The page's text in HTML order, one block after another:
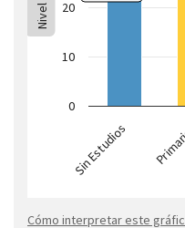
Sin Estudios
0
10
20
Cómo interpretar este